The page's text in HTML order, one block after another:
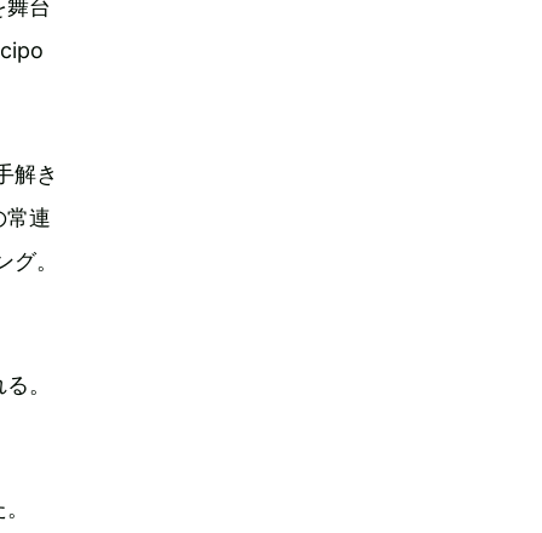
舞台
解き
常連
。
。